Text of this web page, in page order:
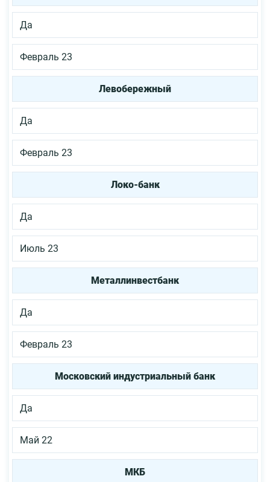
Да
Февраль 23
Левобережный
Да
Февраль 23
Локо-банк
Да
Июль 23
Металлинвестбанк
Да
Февраль 23
Московский индустриальный банк
Да
Май 22
МКБ